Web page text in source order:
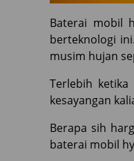
Baterai mobil
berteknologi
musim hujan
Terlebih
kesayangan
Berapa sih
baterai mobil